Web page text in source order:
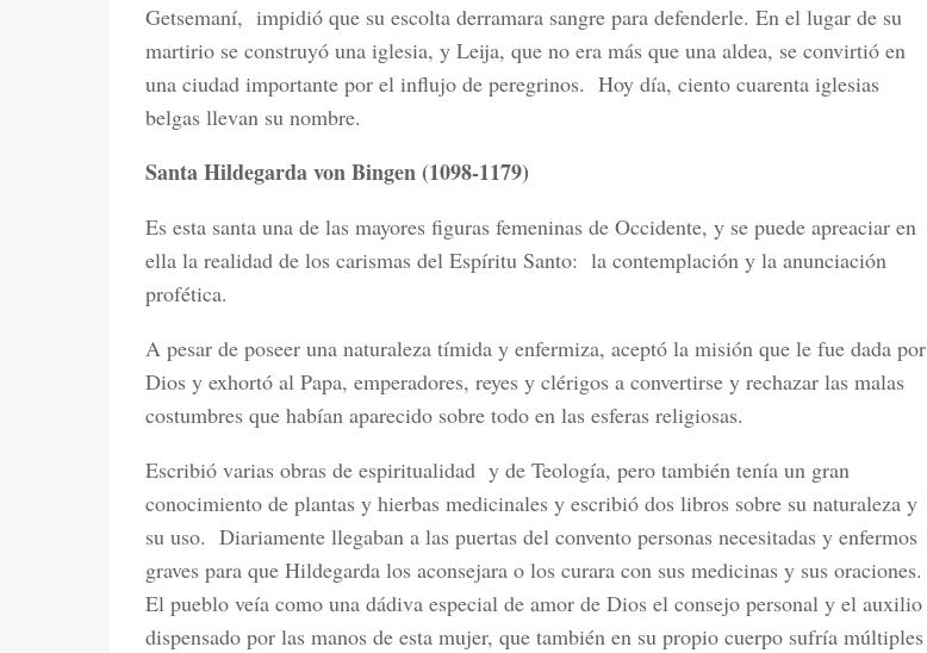
Getsemaní, impidió que su escolta derramara sangre para defenderle. En el lugar de su
martirio se construyó una iglesia, y Leija, que no era más que una aldea, se convirtió en
una ciudad importante por el influjo de peregrinos. Hoy día, ciento cuarenta iglesias
belgas llevan su nombre.
Santa Hildegarda von Bingen (1098-1179)
Es esta santa una de las mayores figuras femeninas de Occidente, y se puede apreaciar en
ella la realidad de los carismas del Espíritu Santo: la contemplación y la anunciación
profética.
A pesar de poseer una naturaleza tímida y enfermiza, aceptó la misión que le fue dada por
Dios y exhortó al Papa, emperadores, reyes y clérigos a convertirse y rechazar las malas
costumbres que habían aparecido sobre todo en las esferas religiosas.
Escribió varias obras de espiritualidad y de Teología, pero también tenía un gran
conocimiento de plantas y hierbas medicinales y escribió dos libros sobre su naturaleza y
su uso. Diariamente llegaban a las puertas del convento personas necesitadas y enfermos
graves para que Hildegarda los aconsejara o los curara con sus medicinas y sus oraciones.
El pueblo veía como una dádiva especial de amor de Dios el consejo personal y el auxilio
dispensado por las manos de esta mujer, que también en su propio cuerpo sufría múltiples